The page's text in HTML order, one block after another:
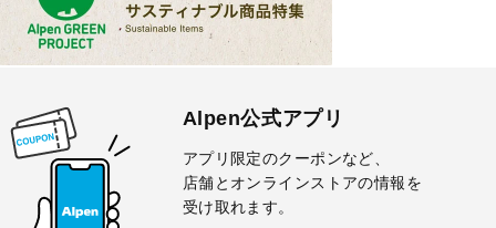
Alpen公式アプリ
アプリ限定のクーポンなど、
店舗とオンラインストアの情報を
受け取れます。